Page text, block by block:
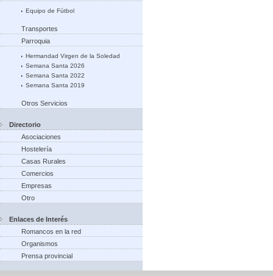
Equipo de Fútbol
Transportes
Parroquia
Hermandad Virgen de la Soledad
Semana Santa 2026
Semana Santa 2022
Semana Santa 2019
Otros Servicios
Directorio
Asociaciones
Hostelería
Casas Rurales
Comercios
Empresas
Otro
Enlaces de Interés
Romancos en la red
Organismos
Prensa provincial